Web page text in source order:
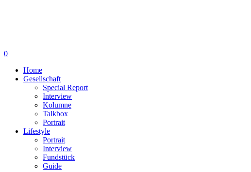
0
Home
Gesellschaft
Special Report
Interview
Kolumne
Talkbox
Portrait
Lifestyle
Portrait
Interview
Fundstück
Guide